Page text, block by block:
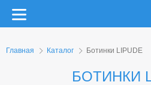
Главная Каталог Ботинки LIPUDE
БОТИНКИ